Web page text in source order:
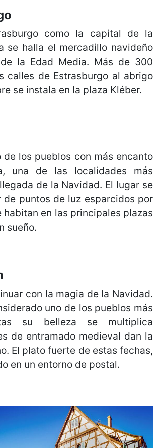
como la capital de la
se halla el mercadillo navideño
la Edad Media. Más de 300
calles de Estrasburgo al abrigo
se instala en la plaza Kléber.
los pueblos con más encanto
una de las localidades más
de la Navidad. El lugar se
puntos de luz esparcidos por
en las principales plazas
sueño.
con la magia de la Navidad.
uno de los pueblos más
su belleza se multiplica
de entramado medieval dan la
El plato fuerte de estas fechas,
en un entorno de postal.